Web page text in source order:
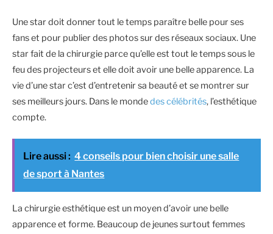
Une star doit donner tout le temps paraître belle pour ses
fans et pour publier des photos sur des réseaux sociaux. Une
star fait de la chirurgie parce qu’elle est tout le temps sous le
feu des projecteurs et elle doit avoir une belle apparence. La
vie d’une star c’est d’entretenir sa beauté et se montrer sur
ses meilleurs jours. Dans le mondedes célébrités, l’esthétique
compte.
Lire aussi : 4 conseils pour bien choisir une salle
de sport à Nantes
La chirurgie esthétique est un moyen d’avoir une belle
apparence et forme. Beaucoup de jeunes surtout femmes